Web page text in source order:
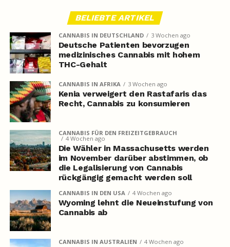
BELIEBTE ARTIKEL
CANNABIS IN DEUTSCHLAND 3 Wochen ago
Deutsche Patienten bevorzugen
medizinisches Cannabis mit hohem
THC-Gehalt
CANNABIS IN AFRIKA 3 Wochen ago
Kenia verweigert den Rastafaris das
Recht, Cannabis zu konsumieren
CANNABIS FÜR DEN FREIZEITGEBRAUCH
4 Wochen ago
Die Wähler in Massachusetts werden
im November darüber abstimmen, ob
die Legalisierung von Cannabis
rückgängig gemacht werden soll
CANNABIS IN DEN USA 4 Wochen ago
Wyoming lehnt die Neueinstufung von
Cannabis ab
CANNABIS IN AUSTRALIEN 4 Wochen ago